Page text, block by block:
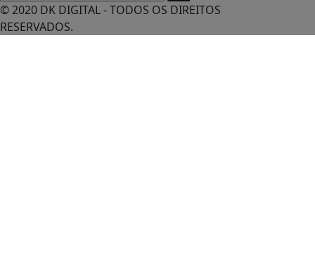
© 2020 DK DIGITAL - TODOS OS DIREITOS
RESERVADOS.